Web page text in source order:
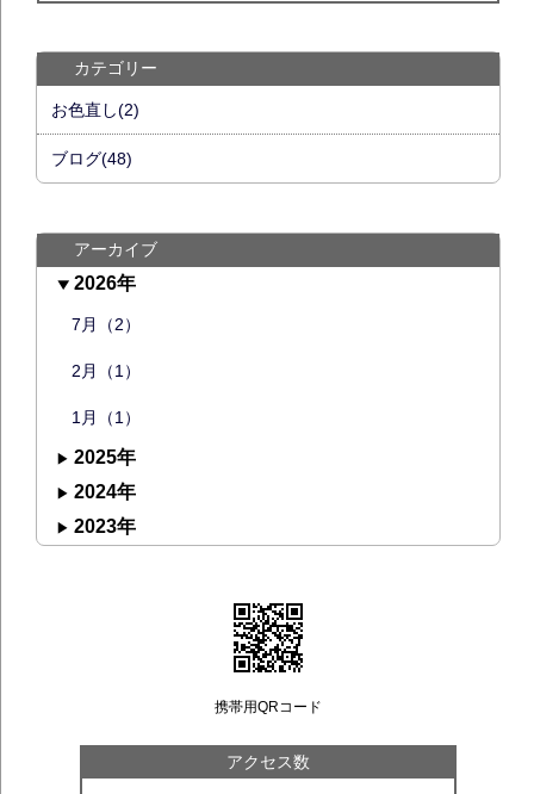
カテゴリー
お色直し(2)
ブログ(48)
アーカイブ
2026年
7月（2）
2月（1）
1月（1）
2025年
2024年
2023年
携帯用QRコード
アクセス数